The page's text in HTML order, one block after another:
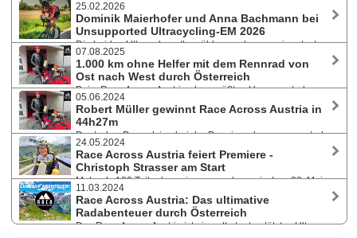
25.02.2026
Dominik Maierhofer und Anna Bachmann bei
Unsupported Ultracycling-EM 2026
Die beiden Ultraradsportler zählen zu den prominentesten
heimischen Startern bei der WUCA-Europameisterschaft im
Unsupported Ultracycling, die heuer im August beim Race Across
Austria EAST TO WEST erstmals in Österreich ausgetragen wird. Die
Gewinner unserer Startplatzverlosung stehen fest.
07.08.2025
1.000 km ohne Helfer mit dem Rennrad von
Ost nach West durch Österreich
Beim Race Across Austria, dem größten Unsupported
Ultra-Radrennen Österreichs, geht es von 26. bis 30. August 2025 quer
durch das Land von Nickelsdorf nach Feldkirch. Knapp 200
Teilnehmer:innen sind bereits gemeldet, unter ihnen auch Top-
Ultraradfahrer:innen.
05.06.2024
Robert Müller gewinnt Race Across Austria in
44h27m
Deutscher Doppelsieg bei der Premiere des unsupported-
Rennens: Robert Müller hat als erster Teilnehmer die Durchquerung
Österreichs von Ost nach West über 1.050 km in Feldkirch beendet. An
zweiter Stelle Michael Mayer. Schnellste Dame ist Elena Roch in
58h25m. Christoph Strasser nach Sturz out.
24.05.2024
Race Across Austria feiert Premiere -
Christoph Strasser am Start
Mehr als 120 Teilnehmer:innen werden zwischen 28. Mai
und 1. Juni 2024 die Erstausgabe des selbstunterstützten Ultra-Distanz-
Radrennens bestreiten. Die Strecke des RACA East to West durchquert
Österreich von Ost nach West. Harte Konkurrenz für den
11.03.2024
Race Across Austria: Das ultimative
Radabenteuer durch Österreich
Das Race Across Austria ist ein selbstunterstütztes Ultra-